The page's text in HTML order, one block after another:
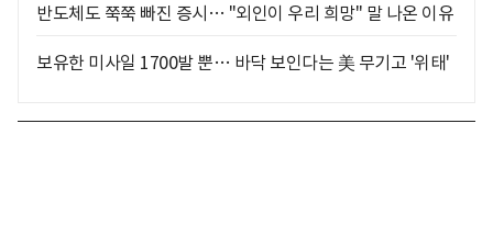
반도체도 쭉쭉 빠진 증시… "외인이 우리 희망" 말 나온 이유
보유한 미사일 1700발 뿐… 바닥 보인다는 美 무기고 '위태'